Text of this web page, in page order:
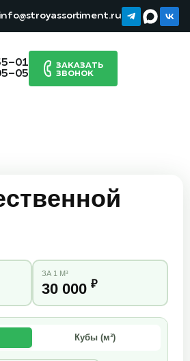
info@stroyassortiment.ru
01
05
ЗАКАЗАТЬ
ЗВОНОК
ЗА 1 М³
30 000 ₽
Кубы (м³)